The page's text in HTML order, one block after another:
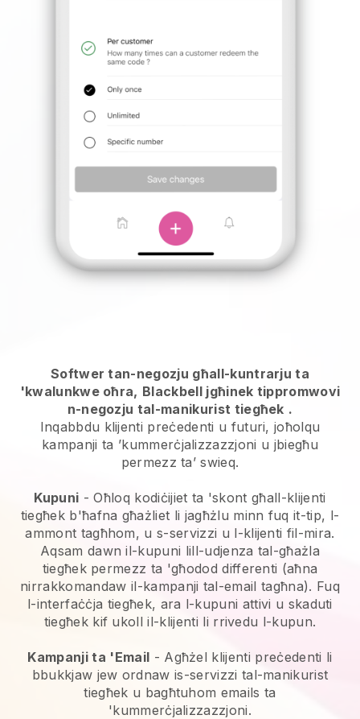
Softwer tan-negozju għall-kuntrarju ta
'kwalunkwe oħra, Blackbell jgħinek tippromwovi
n-negozju tal-manikurist tiegħek .
Inqabbdu klijenti preċedenti u futuri, joħolqu
kampanji ta ’kummerċjalizzazzjoni u jbiegħu
permezz ta’ swieq.
Kupuni - Oħloq kodiċijiet ta 'skont għall-klijenti
tiegħek b'ħafna għażliet li jagħżlu minn fuq it-tip, l-
ammont tagħhom, u s-servizzi u l-klijenti fil-mira.
Aqsam dawn il-kupuni lill-udjenza tal-għażla
tiegħek permezz ta 'għodod differenti (aħna
nirrakkomandaw il-kampanji tal-email tagħna). Fuq
l-interfaċċja tiegħek, ara l-kupuni attivi u skaduti
tiegħek kif ukoll il-klijenti li rrivedu l-kupun.
Kampanji ta 'Email - Agħżel klijenti preċedenti li
bbukkjaw jew ordnaw is-servizzi tal-manikurist
tiegħek u bagħtuhom emails ta
'kummerċjalizzazzjoni.